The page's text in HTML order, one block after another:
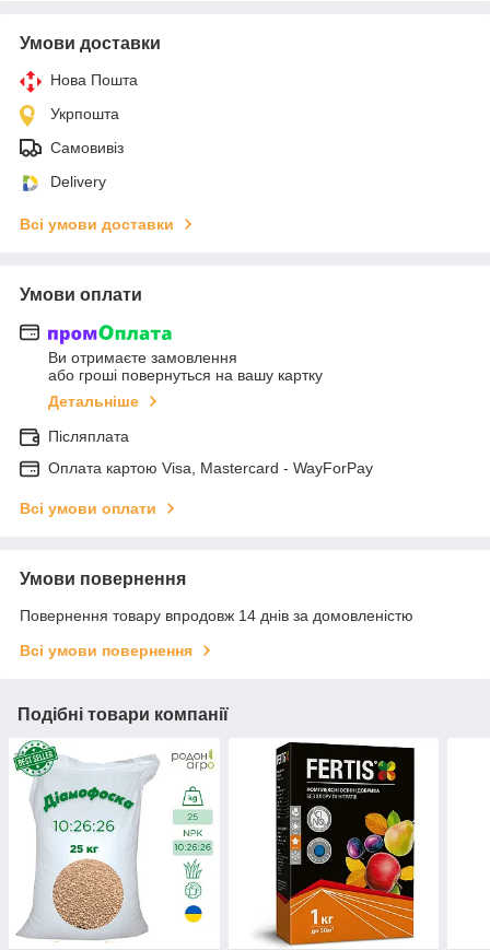
Умови доставки
Нова Пошта
Укрпошта
Самовивіз
Delivery
Всі умови доставки
Умови оплати
Ви отримаєте замовлення
або гроші повернуться на вашу картку
Детальніше
Післяплата
Оплата картою Visa, Mastercard - WayForPay
Всі умови оплати
Умови повернення
Повернення товару впродовж 14 днів за домовленістю
Всі умови повернення
Подібні товари компанії